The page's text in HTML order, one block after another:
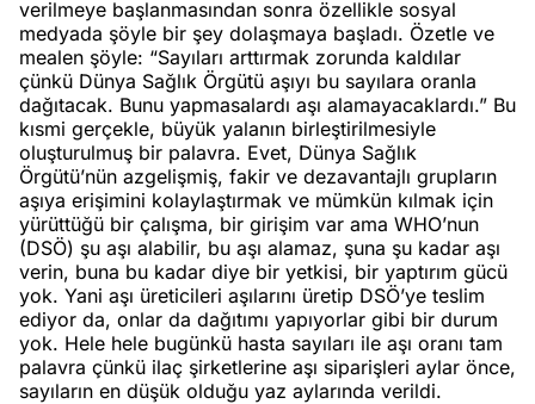
verilmeye başlanmasından sonra özellikle sosyal
medyada şöyle bir şey dolaşmaya başladı. Özetle ve
mealen şöyle: “Sayıları arttırmak zorunda kaldılar
çünkü Dünya Sağlık Örgütü aşıyı bu sayılara oranla
dağıtacak. Bunu yapmasalardı aşı alamayacaklardı.” Bu
kısmi gerçekle, büyük yalanın birleştirilmesiyle
oluşturulmuş bir palavra. Evet, Dünya Sağlık
Örgütü’nün azgelişmiş, fakir ve dezavantajlı grupların
aşıya erişimini kolaylaştırmak ve mümkün kılmak için
yürüttüğü bir çalışma, bir girişim var ama WHO’nun
(DSÖ) şu aşı alabilir, bu aşı alamaz, şuna şu kadar aşı
verin, buna bu kadar diye bir yetkisi, bir yaptırım gücü
yok. Yani aşı üreticileri aşılarını üretip DSÖ’ye teslim
ediyor da, onlar da dağıtımı yapıyorlar gibi bir durum
yok. Hele hele bugünkü hasta sayıları ile aşı oranı tam
palavra çünkü ilaç şirketlerine aşı siparişleri aylar önce,
sayıların en düşük olduğu yaz aylarında verildi.